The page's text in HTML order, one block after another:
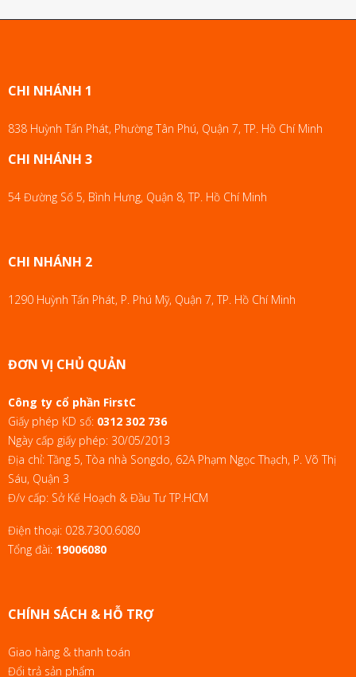
CHI NHÁNH 1
838 Huỳnh Tấn Phát, Phường Tân Phú, Quận 7, TP. Hồ Chí Minh
CHI NHÁNH 3
54 Đường Số 5, Bình Hưng, Quận 8, TP. Hồ Chí Minh
CHI NHÁNH 2
1290 Huỳnh Tấn Phát, P. Phú Mỹ, Quận 7, TP. Hồ Chí Minh
ĐƠN VỊ CHỦ QUẢN
Công ty cổ phần FirstC
Giấy phép KD số: 0312 302 736
Ngày cấp giấy phép: 30/05/2013
Địa chỉ: Tầng 5, Tòa nhà Songdo, 62A Phạm Ngọc Thạch, P. Võ Thị
Sáu, Quận 3
Đ/v cấp: Sở Kế Hoạch & Đầu Tư TP.HCM
Điện thoại: 028.7300.6080
Tổng đài: 19006080
CHÍNH SÁCH & HỖ TRỢ
Giao hàng & thanh toán
Đổi trả sản phẩm